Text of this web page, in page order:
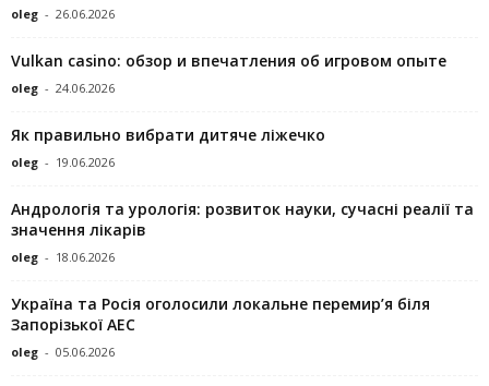
oleg - 26.06.2026
Vulkan casino: обзор и впечатления об игровом опыте
oleg - 24.06.2026
Як правильно вибрати дитяче ліжечко
oleg - 19.06.2026
Андрологія та урологія: розвиток науки, сучасні реалії та
значення лікарів
oleg - 18.06.2026
Україна та Росія оголосили локальне перемир’я біля
Запорізької АЕС
oleg - 05.06.2026